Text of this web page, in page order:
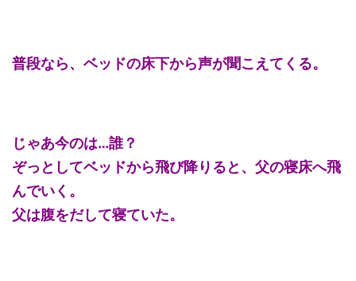
普段なら、ベッドの床下から声が聞こえてくる。
じゃあ今のは…誰？
ぞっとしてベッドから飛び降りると、父の寝床へ飛
んでいく。
父は腹をだして寝ていた。